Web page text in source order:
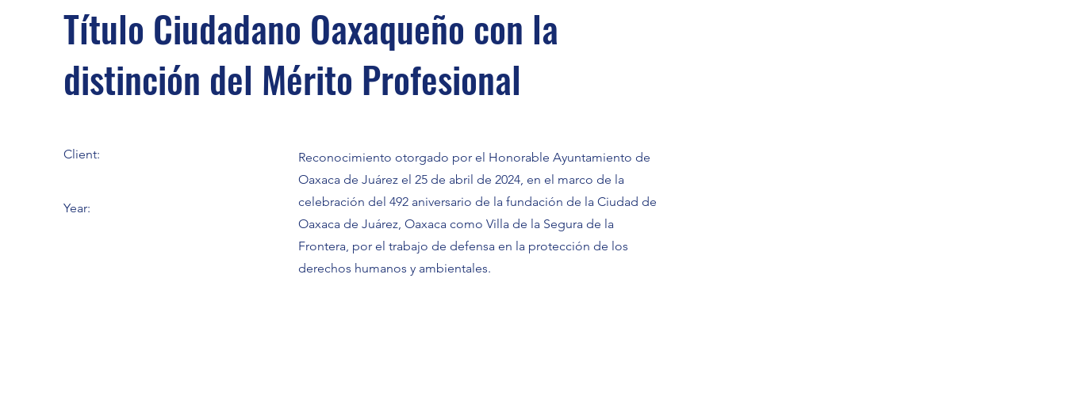
Título Ciudadano Oaxaqueño con la
distinción del Mérito Profesional
Client:
Year:
Reconocimiento otorgado por el Honorable Ayuntamiento de
Oaxaca de Juárez el 25 de abril de 2024, en el marco de la
celebración del 492 aniversario de la fundación de la Ciudad de
Oaxaca de Juárez, Oaxaca como Villa de la Segura de la
Frontera, por el trabajo de defensa en la protección de los
derechos humanos y ambientales.